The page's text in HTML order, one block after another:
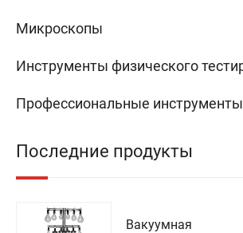
Микроскопы
Профессиональные инструменты
Последние продукты
Вакуумная